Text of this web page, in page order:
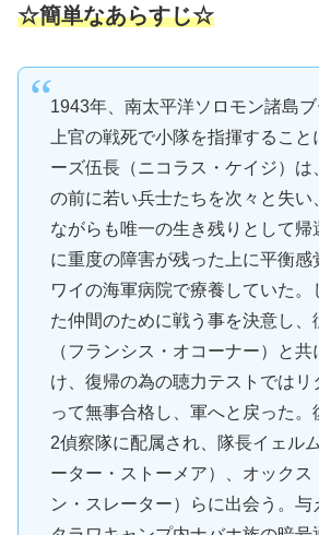
☆簡単なあらすじ☆
1943年、南太平洋ソロモン諸島ブ
上官の戦死で小隊を指揮するこ
ーズ伍長（ニコラス・ケイジ）は
の前に若い兵士たちを次々と失い
ながらも唯一の生き残りとして帰
に重度の障害が残った上に平衡感
ワイの海軍病院で療養していた。
た仲間のために戦う事を決意し、
（フランシス・オコーナー）と
け、復帰の為の聴力テストではリ
って無事合格し、軍へと戻った。
2偵察隊に配属され、隊長イェル
ーター・ストーメア）、オックス
ン・スレーター）らに出会う。与